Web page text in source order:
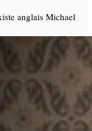
anglais Michael